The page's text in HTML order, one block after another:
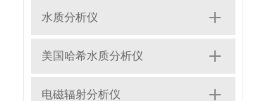
水质分析仪
美国哈希水质分析仪
电磁辐射分析仪